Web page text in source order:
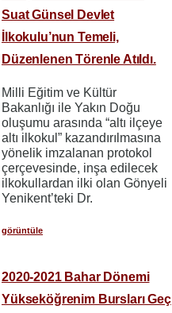
Suat Günsel Devlet
İlkokulu’nun Temeli,
Düzenlenen Törenle Atıldı.
Milli Eğitim ve Kültür
Bakanlığı ile Yakın Doğu
oluşumu arasında “altı ilçeye
altı ilkokul” kazandırılmasına
yönelik imzalanan protokol
çerçevesinde, inşa edilecek
ilkokullardan ilki olan Gönyeli
Yenikent’teki Dr.
görüntüle
2020-2021 Bahar Dönemi
Yükseköğrenim Bursları Geç